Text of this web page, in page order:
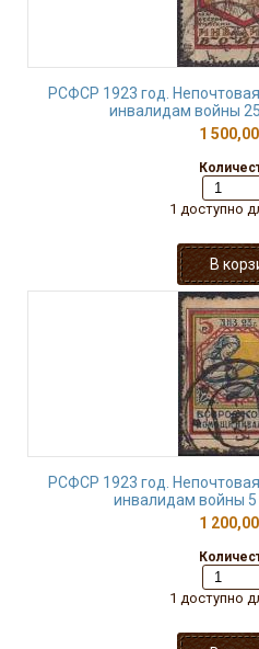
РСФСР 1923 год.
инвалидам войны
1
1 доступно
РСФСР 1923 год.
инвалидам войны 5
1
1 доступно